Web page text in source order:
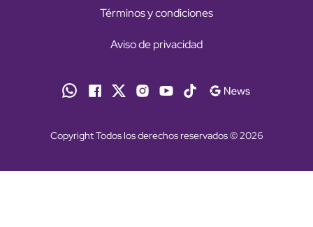
Términos y condiciones
Aviso de privacidad
Copyright Todos los derechos reservados © 2026